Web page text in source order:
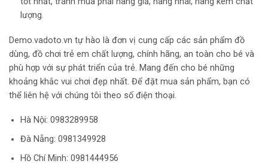
lượng.
Demo.vadoto.vn tự hào là đơn vị cung cấp các sản phẩm đồ
dùng, đồ chơi trẻ em chất lượng, chính hãng, an toàn cho bé và
phù hợp với sự phát triển của trẻ. Mang đến cho bé những
khoảng khắc vui chơi đẹp nhất. Để đặt mua sản phẩm, bạn có
thể liên hệ với chúng tôi theo số điện thoại.
Hà Nội: 0983289958
Đà Nẵng: 0981349928
Hồ Chí Minh: 0981444956